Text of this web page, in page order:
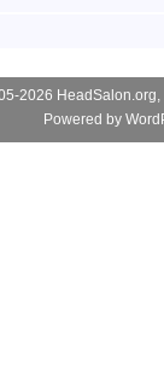
2026
Powered by